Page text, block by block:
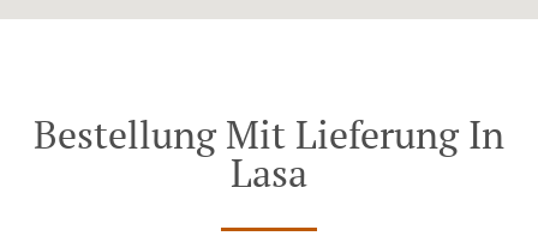
Bestellung Mit Lieferung In
Lasa